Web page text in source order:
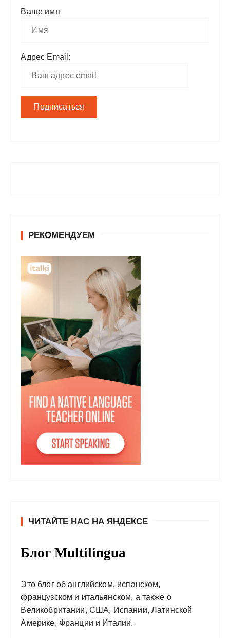
Ваше имя
Адрес Email:
РЕКОМЕНДУЕМ
ЧИТАЙТЕ НАС НА ЯНДЕКСЕ
Блог Multilingua
Это блог об английском, испанском,
французском и итальянском, а также о
Великобритании, США, Испании, Латинской
Америке, Франции и Италии.